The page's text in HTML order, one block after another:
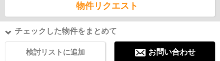
物件リクエスト
チェックした物件をまとめて
検討リストに追加 お問い合わせ